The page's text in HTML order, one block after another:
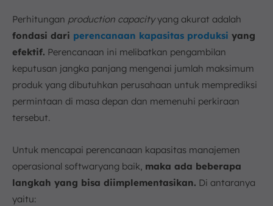
Perhitungan production capacityyang akurat adalah
fondasi dari perencanaan kapasitas produksi yang
efektif. Perencanaan ini melibatkan pengambilan
keputusan jangka panjang mengenai jumlah maksimum
produk yang dibutuhkan perusahaan untuk memprediksi
permintaan di masa depan dan memenuhi perkiraan
tersebut.
Untuk mencapai perencanaan kapasitas manajemen
operasional softwaryang baik, maka ada beberapa
langkah yang bisa diimplementasikan. Di antaranya
yaitu: